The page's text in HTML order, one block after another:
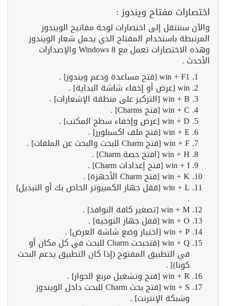
اختصارات مفتاح ويندوز :
والآن سننتقل إلى اختصارات لوحة مفاتيح الويندوز
المرتبطة باستخدام المفتاح الذي يحمل شعار الويندوز
وهذه الاختصارات تعمل مع Windows 8 والإصدارات
الأحدث .
win + F1 [فتح مساعدة ودعم ويندوز] .
win [عرض أو إخفاء شاشة البداية] .
win + B [التركيز على منطقة الإشعارات] .
win + C [فتح Charms] .
win + D [عرض وإخفاء سطح المكتب] .
win + E [فتح ملف اكسبلورر] .
win + F [فتح Charm للبحث والبحث عن الملفات] .
win + H [افتح حصة Charm] .
win + I [فتح إعدادات Charm] .
win + K [فتح Charm الأجهزة] .
win + L [قفل جهاز الكمبيوتر الخاص بك أو التبديل]
.
win + M [تصغير كافة النوافذ] .
win + O [قفل جهاز التوجيه] .
win + P [اختيار وضع شاشة العرض] .
win + Q [فتحبحث Charm للبحث في كل مكان أو
في التطبيق المفتوح (إذا كان التطبيق يدعم البحث
كونا)] .
win + R [فتح وتشغيل مربع الحوار] .
win + S [فتح بحث Charm للبحث داخل الويندوز
وشبكة الإنترنت] .